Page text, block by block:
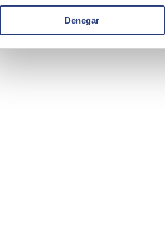
Denegar